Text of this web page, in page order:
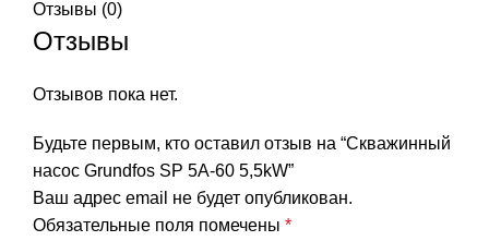
Отзывы (0)
Отзывы
Отзывов пока нет.
Будьте первым, кто оставил отзыв на “Скважинный
насос Grundfos SP 5A-60 5,5kW”
Ваш адрес email не будет опубликован.
Обязательные поля помечены *